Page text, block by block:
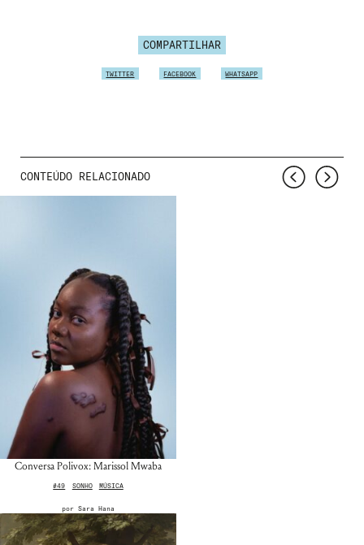
COMPARTILHAR
TWITTER FACEBOOK WHATSAPP
CONTEÚDO RELACIONADO
Conversa Polivox: Marissol Mwaba
#49 SONHO MÚSICA
por Sara Hana